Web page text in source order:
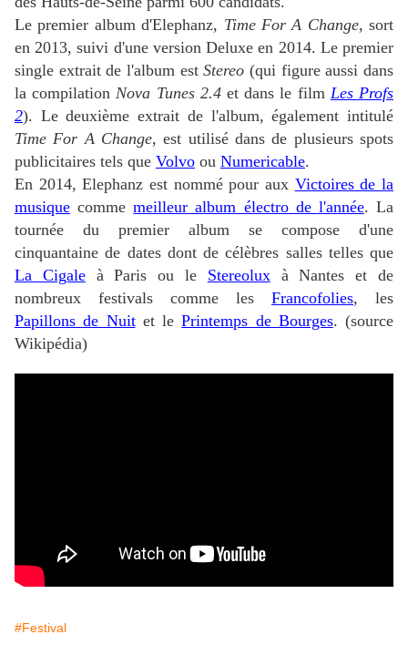
Le premier album d'Elephanz, Time For A Change, sort
en 2013, suivi d'une version Deluxe en 2014. Le premier
single extrait de l'album estStereo (qui figure aussi dans
la compilationNova Tunes 2.4et dans le film Les Profs
2). Le deuxième extrait de l'album, également intitulé
Time For A Change, est utilisé dans de plusieurs spots
publicitaires tels que Volvo ou Numericable.
En 2014, Elephanz est nommé pour aux Victoires de la
musique commemeilleur album électro de l'année. La
tournée du premier album se compose d'une
cinquantaine de dates dont de célèbres salles telles que
La Cigaleà Paris ou le Stereoluxà Nantes et de
nombreux festivals comme les Francofolies, les
Papillons de Nuitet lePrintemps de Bourges. (source
Wikipédia)
#Festival